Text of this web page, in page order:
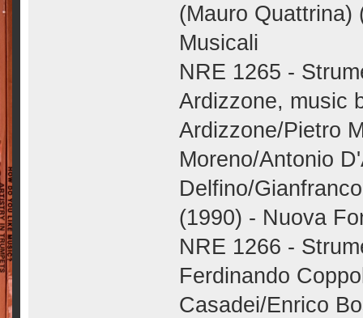
(Mauro Quattrina)
Musicali
NRE 1265 -
Ardizzone, music
Ardizzone/Pietro
Moreno/Antonio
Delfino/
(1990) - Nuova
NRE 1266 -
Ferdinando
Casadei/Enrico